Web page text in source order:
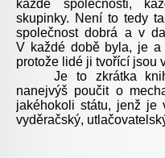
každé společnosti,
skupinky. Není to tedy
společnost dobrá a v
V každé době byla, je a
protože lidé ji tvořící jsou
Je to zkrátka
nanejvýš poučit o
jakéhokoli státu, jenž je
vyděračský,